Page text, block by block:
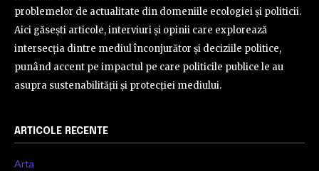
problemelor de actualitate din domeniile ecologiei și politicii.
Aici găsești articole, interviuri și opinii care explorează
intersecția dintre mediul înconjurător și deciziile politice,
punând accent pe impactul pe care politicile publice le au
asupra sustenabilității și protecției mediului.
ARTICOLE RECENTE
Arta